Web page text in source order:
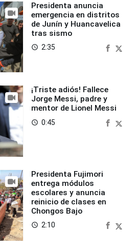
Presidenta anuncia
emergencia en distritos
de Junín y Huancavelica
tras sismo
access_time 2:35
¡Triste adiós! Fallece
Jorge Messi, padre y
mentor de Lionel Messi
access_time 0:45
Presidenta Fujimori
entrega módulos
escolares y anuncia
reinicio de clases en
Chongos Bajo
access_time 2:10